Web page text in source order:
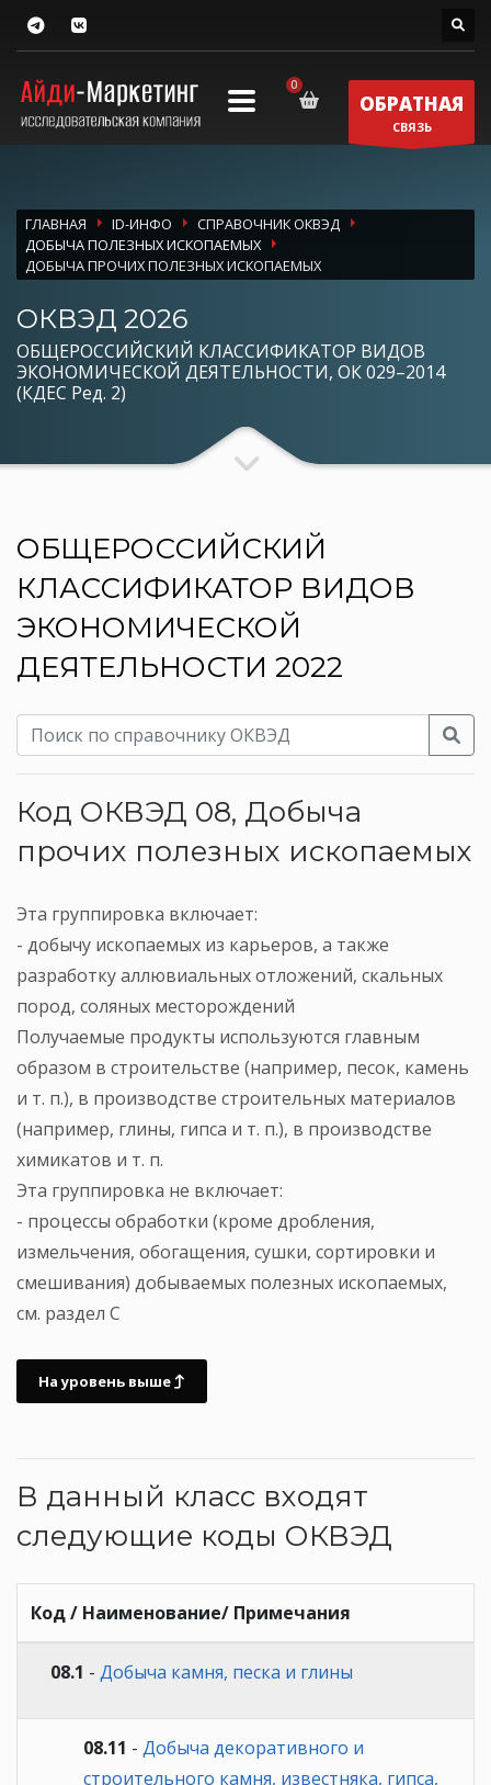
ОБРАТНАЯ
СВЯЗЬ
ГЛАВНАЯ ID-ИНФО
СПРАВОЧНИК ОКВЭД
ДОБЫЧА ПОЛЕЗНЫХ ИСКОПАЕМЫХ
ДОБЫЧА ПРОЧИХ ПОЛЕЗНЫХ ИСКОПАЕМЫХ
ОКВЭД 2026
ОБЩЕРОССИЙСКИЙ КЛАССИФИКАТОР ВИДОВ
ЭКОНОМИЧЕСКОЙ ДЕЯТЕЛЬНОСТИ, ОК 029–2014
(КДЕС Ред. 2)
ОБЩЕРОССИЙСКИЙ
КЛАССИФИКАТОР ВИДОВ
ЭКОНОМИЧЕСКОЙ
ДЕЯТЕЛЬНОСТИ 2022
Код ОКВЭД 08, Добыча
прочих полезных ископаемых
Эта группировка включает:
- добычу ископаемых из карьеров, а также
разработку аллювиальных отложений, скальных
пород, соляных месторождений
Получаемые продукты используются главным
образом в строительстве (например, песок, камень
и т. п.), в производстве строительных материалов
(например, глины, гипса и т. п.), в производстве
химикатов и т. п.
Эта группировка не включает:
- процессы обработки (кроме дробления,
измельчения, обогащения, сушки, сортировки и
смешивания) добываемых полезных ископаемых,
см. раздел С
На уровень выше
В данный класс входят
следующие коды ОКВЭД
Код / Наименование/ Примечания
08.1 - Добыча камня, песка и глины
08.11 - Добыча декоративного и
строительного камня, известняка, гипса,